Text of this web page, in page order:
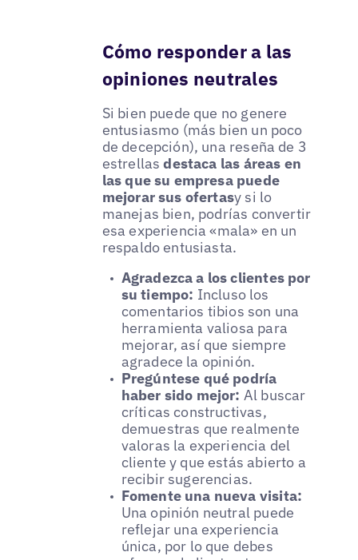
Cómo responder a las
opiniones neutrales
Si bien puede que no genere
entusiasmo (más bien un poco
de decepción), una reseña de 3
estrellas destaca las áreas en
las que su empresa puede
mejorar sus ofertasy si lo
manejas bien, podrías convertir
esa experiencia «mala» en un
respaldo entusiasta.
Agradezca a los clientes por
su tiempo: Incluso los
comentarios tibios son una
herramienta valiosa para
mejorar, así que siempre
agradece la opinión.
Pregúntese qué podría
haber sido mejor: Al buscar
críticas constructivas,
demuestras que realmente
valoras la experiencia del
cliente y que estás abierto a
recibir sugerencias.
Fomente una nueva visita:
Una opinión neutral puede
reflejar una experiencia
única, por lo que debes